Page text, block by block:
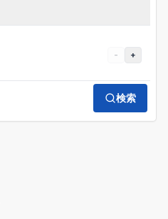
- +
検索